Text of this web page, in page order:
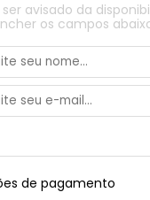
ser avisado da
os campos
de pagamento